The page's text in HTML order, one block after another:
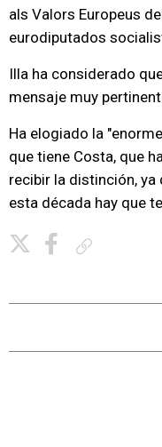
als Valors Europeus
eurodiputados
Illa ha considerado
mensaje muy
Ha elogiado la
que tiene Costa, que
recibir la distinción, ya
esta década hay que